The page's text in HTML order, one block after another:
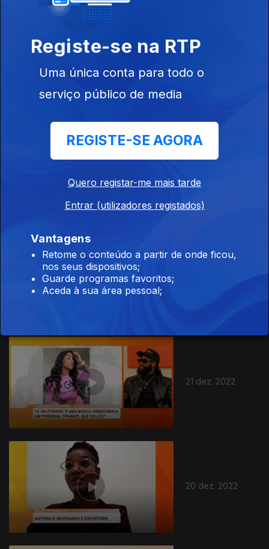
26 dez. 2022
21 dez. 2022
20 dez. 2022
Registe-se na RTP
Uma única conta para todo o
serviço público de media
REGISTE-SE AGORA
Quero registar-me mais tarde
Entrar (utilizadores registados)
Vantagens
Retome o conteúdo a partir de onde ficou,
nos seus dispositivos;
Guarde programas favoritos;
Aceda à sua área pessoal;